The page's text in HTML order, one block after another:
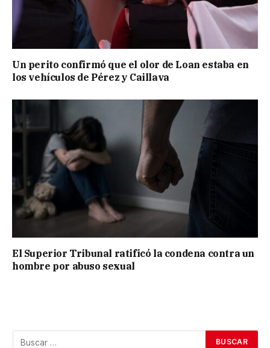
Un perito confirmó que el olor de Loan estaba en
los vehículos de Pérez y Caillava
El Superior Tribunal ratificó la condena contra un
hombre por abuso sexual